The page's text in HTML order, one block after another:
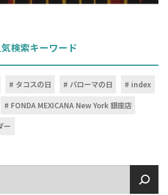
検索キーワード
タコスの日 パローマの日
index
FONDA MEXICANA New York 銀座店
ー